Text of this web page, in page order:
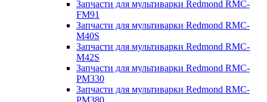
Запчасти для мультиварки Redmond RMC-
FM91
Запчасти для мультиварки Redmond RMC-
M40S
Запчасти для мультиварки Redmond RMC-
M42S
Запчасти для мультиварки Redmond RMC-
PM330
Запчасти для мультиварки Redmond RMC-
PM380